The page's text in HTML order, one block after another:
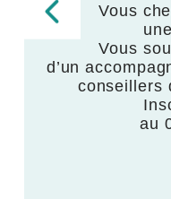
Vous
Vous
d’un
conseillers
au